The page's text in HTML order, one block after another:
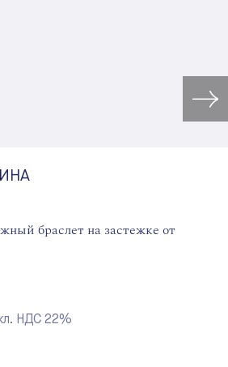
браслет на застежке от
НДС 22%